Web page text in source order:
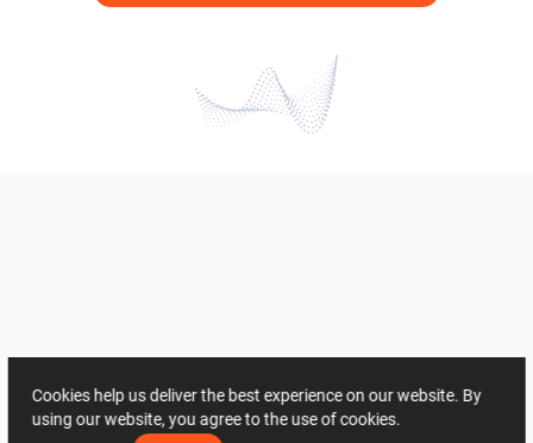
Cookies help us deliver the best experience on our website. By
using our website, you agree to the use of cookies.